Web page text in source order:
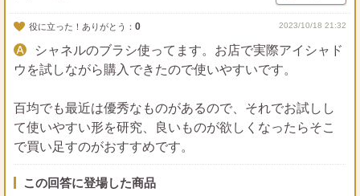
役に立った！ありがとう： 0 2023/10/18 21:32
シャネルのブラシ使ってます。お店で実際アイシャド
ウを試しながら購入できたので使いやすいです。
百均でも最近は優秀なものがあるので、それでお試しし
て使いやすい形を研究、良いものが欲しくなったらそこ
で買い足すのがおすすめです。
この回答に登場した商品